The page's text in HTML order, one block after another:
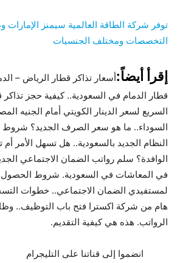
توفر شركة الطاقة العالمية سيمنز
التخصصات ومختلف الجنسيات
إقرأ أيضاً:أسعار تذاكر قطار الرياض –
قطار الدمام في السعودية.. كيفية حجز تذاكر
السريع لسعر الدينار الكويتي أمام الجنيه
السوداء.. ما هو سعر الصرف الجديد؟ شروط
النظام الجديد بالسعودية.. هل تسهل الأمر
الوافدة؟ سلم رواتب الضمان الاجتماعي
في المعاشات في السعودية. شروط الحصول
لمستفيدي الضمان الاجتماعي.. خطوات
هام من شركة اكسترا فتح باب التوظيف..
الرواتب. هذه هي كيفية التقديم.
انضموا إلى قناتنا على التليجرام